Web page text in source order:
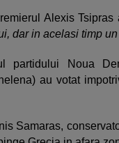
Alexis Tsipras
dar in acelasi timp
partidului Noua
au votat
Samaras,